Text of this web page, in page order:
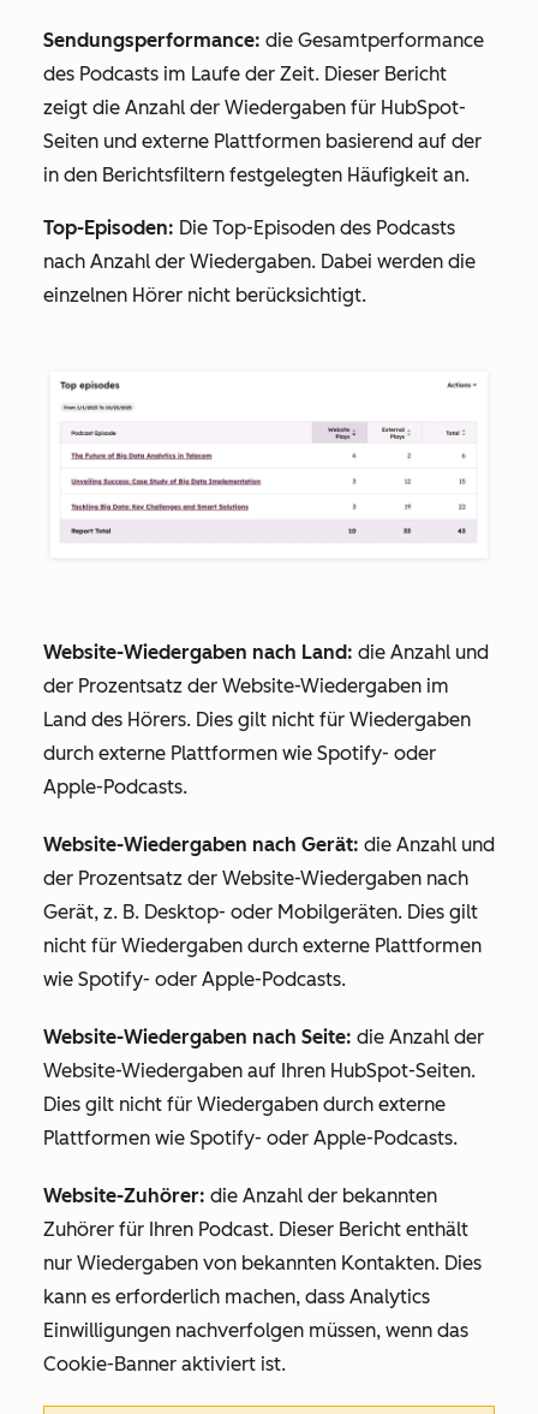
Sendungsperformance: die Gesamtperformance
des Podcasts im Laufe der Zeit. Dieser Bericht
zeigt die Anzahl der Wiedergaben für HubSpot-
Seiten und externe Plattformen basierend auf der
in den Berichtsfiltern festgelegten Häufigkeit an.
Top-Episoden: Die Top-Episoden des Podcasts
nach Anzahl der Wiedergaben. Dabei werden die
einzelnen Hörer nicht berücksichtigt.
Website-Wiedergaben nach Land: die Anzahl und
der Prozentsatz der Website-Wiedergaben im
Land des Hörers. Dies gilt nicht für Wiedergaben
durch externe Plattformen wie Spotify- oder
Apple-Podcasts.
Website-Wiedergaben nach Gerät: die Anzahl und
der Prozentsatz der Website-Wiedergaben nach
Gerät, z. B. Desktop- oder Mobilgeräten. Dies gilt
nicht für Wiedergaben durch externe Plattformen
wie Spotify- oder Apple-Podcasts.
Website-Wiedergaben nach Seite: die Anzahl der
Website-Wiedergaben auf Ihren HubSpot-Seiten.
Dies gilt nicht für Wiedergaben durch externe
Plattformen wie Spotify- oder Apple-Podcasts.
Website-Zuhörer: die Anzahl der bekannten
Zuhörer für Ihren Podcast. Dieser Bericht enthält
nur Wiedergaben von bekannten Kontakten. Dies
kann es erforderlich machen, dass Analytics
Einwilligungen nachverfolgen müssen, wenn das
Cookie-Banner aktiviert ist.